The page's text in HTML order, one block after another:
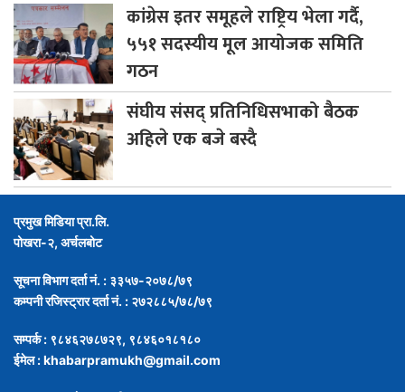
कांग्रेसइतर समूहले राष्ट्रिय भेला गर्दै,
५५१ सदस्यीय मूल आयोजक समिति
गठन
संघीयसंसद् प्रतिनिधिसभाको बैठक
अहिले एक बजे बस्दै
प्रमुख मिडिया प्रा.लि.
पोखरा-२, अर्चलबोट
सूचना विभाग दर्ता नं. : ३३५७-२०७८/७९
कम्पनी रजिस्ट्रार दर्ता नं. : २७२८८५/७८/७९
सम्पर्क : ९८४६२७८७२९, ९८४६०१८१८०
ईमेल :khabarpramukh@gmail.com